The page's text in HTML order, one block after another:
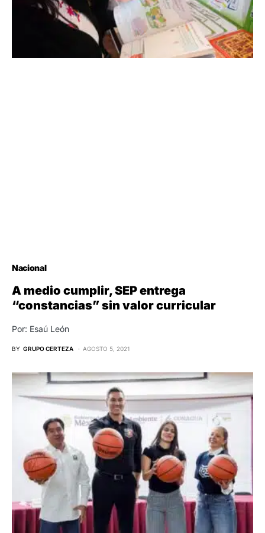
Nacional
A medio cumplir, SEP entrega
“constancias” sin valor curricular
Por: Esaú León
BY GRUPO CERTEZA AGOSTO 5, 2021